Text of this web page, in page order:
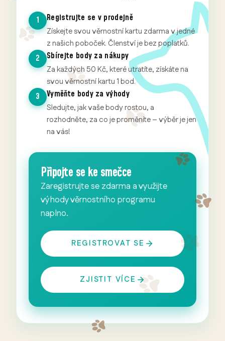
1 Registrujte se v prodejně
Získejte svou věrnostní kartu zdarma v jedné
z našich poboček. Členství je bez poplatků.
2
Sbírejte body za nákupy
Za každých 50 Kč, které utratíte, získáte na
svou věrnostní kartu 1 bod.
3
Vyměňte body za výhody
Sledujte, jak vaše body rostou, a
rozhodněte, za co je proměníte – výběr je jen
na vás!
Připojte se ke smečce
Zaregistrujte se zdarma a využijte
výhody věrnostního programu
naplno.
REGISTROVAT SE
ZJISTIT VÍCE